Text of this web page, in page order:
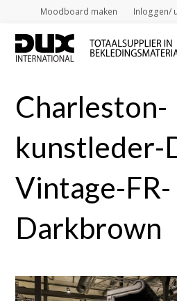
Moodboard maken Inloggen/
Charleston-
kunstleder-
Vintage-FR-
Darkbrown